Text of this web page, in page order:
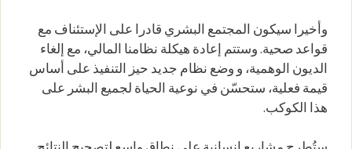
وأخيرا سيكون المجتمع البشري قادرا على الإستئناف مع
قواعد صحية. وستتم إعادة هيكلة نظامنا المالي، مع إلغاء
الديون الوهمية، و وضع نظام جديد حيز التنفيذ على أساس
قيمة فعلية، ستحسّن في نوعية الحياة لجميع البشر على
هذا الكوكب.